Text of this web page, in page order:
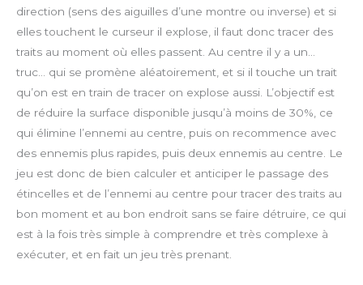
direction (sens des aiguilles d’une montre ou inverse) et si
elles touchent le curseur il explose, il faut donc tracer des
traits au moment où elles passent. Au centre il y a un…
truc… qui se promène aléatoirement, et si il touche un trait
qu’on est en train de tracer on explose aussi. L’objectif est
de réduire la surface disponible jusqu’à moins de 30%, ce
qui élimine l’ennemi au centre, puis on recommence avec
des ennemis plus rapides, puis deux ennemis au centre. Le
jeu est donc de bien calculer et anticiper le passage des
étincelles et de l’ennemi au centre pour tracer des traits au
bon moment et au bon endroit sans se faire détruire, ce qui
est à la fois très simple à comprendre et très complexe à
exécuter, et en fait un jeu très prenant.